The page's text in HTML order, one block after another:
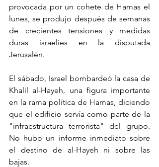
provocada por un cohete de Hamas el
lunes, se produjo después de semanas
de crecientes tensiones y medidas
duras israelíes en la disputada
Jerusalén.
El sábado, Israel bombardeó la casa de
Khalil al-Hayeh, una figura importante
en la rama política de Hamas, diciendo
que el edificio servía como parte de la
"infraestructura terrorista" del grupo.
No hubo un informe inmediato sobre
el destino de al-Hayeh ni sobre las
bajas.